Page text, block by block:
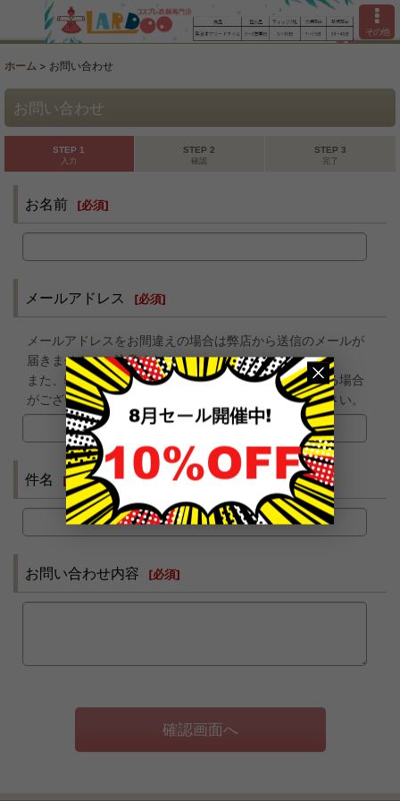
その他
ホーム > お問い合わせ
お問い合わせ
STEP 1
入力
STEP 2
確認
STEP 3
完了
お名前 [必須]
メールアドレス [必須]
メールアドレスをお間違えの場合は弊店から送信のメールが
届きません、ご注意ください。
また、弊店からのお返事が迷惑メールとして処理される場合
がございますので、迷惑メールフォルダもご確認ください。
件名 [必須]
お問い合わせ内容 [必須]
確認画面へ